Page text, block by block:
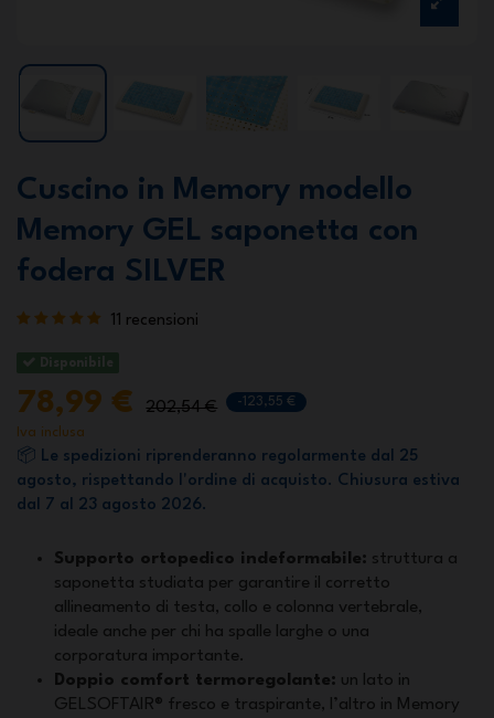
Cuscino in Memory modello
Memory GEL saponetta con
fodera SILVER
11 recensioni
78,99 € 202,54 € -123,55 €
Iva inclusa
📦 Le spedizioni riprenderanno regolarmente dal 25
agosto, rispettando l'ordine di acquisto. Chiusura estiva
dal 7 al 23 agosto 2026.
Supporto ortopedico indeformabile: struttura a
saponetta studiata per garantire il corretto
allineamento di testa, collo e colonna vertebrale,
ideale anche per chi ha spalle larghe o una
corporatura importante.
Doppio comfort termoregolante: un lato in
GELSOFTAIR® fresco e traspirante, l’altro in Memory